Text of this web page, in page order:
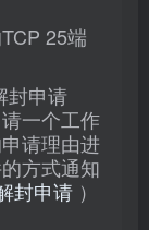
25端
封申请
一个工作
请理由进
方式通知
封申请 ）